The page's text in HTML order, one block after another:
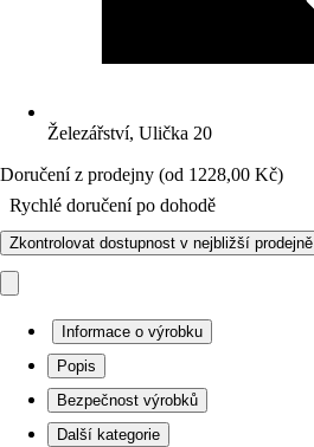
Železářství, Ulička 20
Doručení z prodejny (od 1228,00 Kč)
Rychlé doručení po dohodě
Zkontrolovat dostupnost v nejbližší prodejně
Informace o výrobku
Popis
Bezpečnost výrobků
Další kategorie